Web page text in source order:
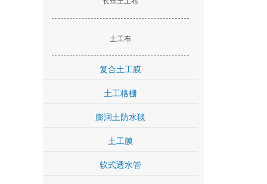
土工布
复合土工膜
土工格栅
膨润土防水毯
土工膜
软式透水管